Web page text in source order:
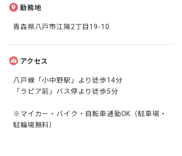
勤務地
青森県八戸市江陽2丁目19-10
アクセス
八戸線「小中野駅」より徒歩14分
「ラピア前」バス停より徒歩5分
※マイカー・バイク・自転車通勤OK（駐車場・
駐輪場無料）